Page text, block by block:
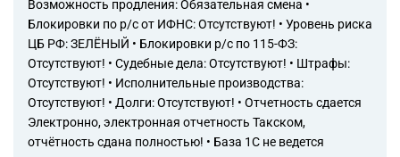
Возможность продления: Обязательная смена •
Блокировки по р/с от ИФНС: Отсутствуют! • Уровень риска
ЦБ РФ: ЗЕЛЁНЫЙ • Блокировки р/с по 115-ФЗ:
Отсутствуют! • Судебные дела: Отсутствуют! • Штрафы:
Отсутствуют! • Исполнительные производства:
Отсутствуют! • Долги: Отсутствуют! • Отчетность сдается
Электронно, электронная отчетность Такском,
отчётность сдана полностью! • База 1С не ведется